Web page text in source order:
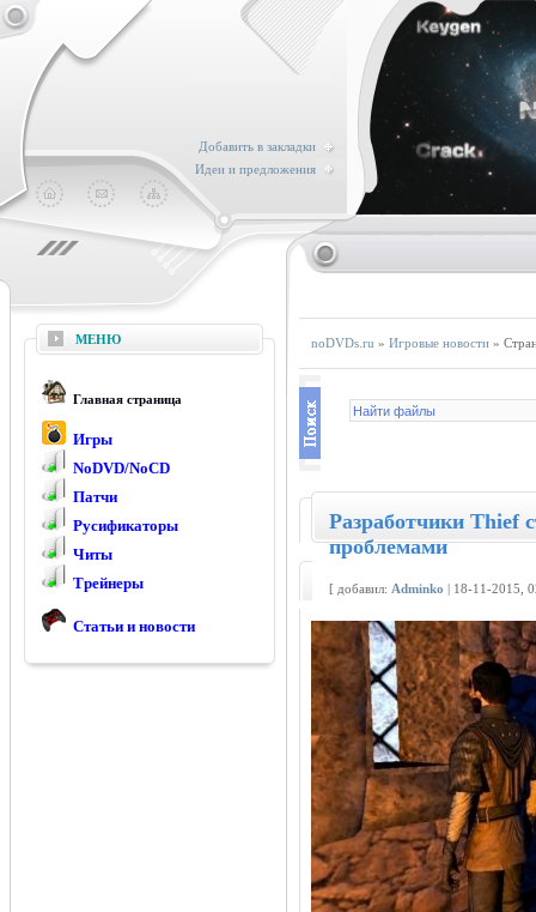
Добавить в закладки
Идеи и предложения
МЕНЮ
Главная страница
Игры
NoDVD/NoCD
Патчи
Русификаторы
Читы
Трейнеры
Статьи и новости
noDVDs.ru » Игровые новости »
Разработчики Thief
проблемами
[ добавил: Adminko | 18-11-2015,